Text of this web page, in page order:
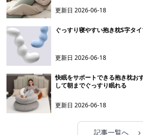
更新日2026-06-18
ぐっすり寝やすい抱き枕S字タ
更新日2026-06-18
快眠をサポートできる抱き枕お
して朝までぐっすり眠れる
更新日2026-06-18
記事一覧へ ›